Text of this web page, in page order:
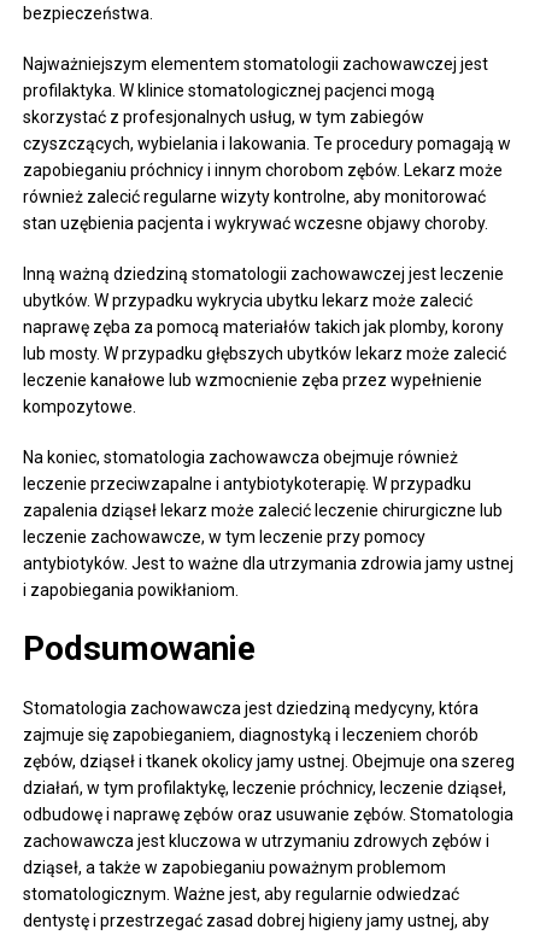
bezpieczeństwa.
Najważniejszym elementem stomatologii zachowawczej jest
profilaktyka. W klinice stomatologicznej pacjenci mogą
skorzystać z profesjonalnych usług, w tym zabiegów
czyszczących, wybielania i lakowania. Te procedury pomagają w
zapobieganiu próchnicy i innym chorobom zębów. Lekarz może
również zalecić regularne wizyty kontrolne, aby monitorować
stan uzębienia pacjenta i wykrywać wczesne objawy choroby.
Inną ważną dziedziną stomatologii zachowawczej jest leczenie
ubytków. W przypadku wykrycia ubytku lekarz może zalecić
naprawę zęba za pomocą materiałów takich jak plomby, korony
lub mosty. W przypadku głębszych ubytków lekarz może zalecić
leczenie kanałowe lub wzmocnienie zęba przez wypełnienie
kompozytowe.
Na koniec, stomatologia zachowawcza obejmuje również
leczenie przeciwzapalne i antybiotykoterapię. W przypadku
zapalenia dziąseł lekarz może zalecić leczenie chirurgiczne lub
leczenie zachowawcze, w tym leczenie przy pomocy
antybiotyków. Jest to ważne dla utrzymania zdrowia jamy ustnej
i zapobiegania powikłaniom.
Podsumowanie
Stomatologia zachowawcza jest dziedziną medycyny, która
zajmuje się zapobieganiem, diagnostyką i leczeniem chorób
zębów, dziąseł i tkanek okolicy jamy ustnej. Obejmuje ona szereg
działań, w tym profilaktykę, leczenie próchnicy, leczenie dziąseł,
odbudowę i naprawę zębów oraz usuwanie zębów. Stomatologia
zachowawcza jest kluczowa w utrzymaniu zdrowych zębów i
dziąseł, a także w zapobieganiu poważnym problemom
stomatologicznym. Ważne jest, aby regularnie odwiedzać
dentystę i przestrzegać zasad dobrej higieny jamy ustnej, aby